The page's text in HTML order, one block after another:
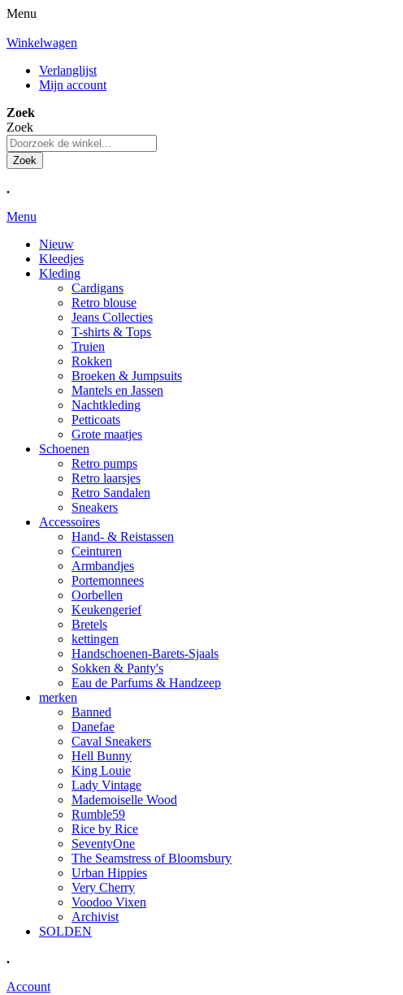
Menu
Winkelwagen
Verlanglijst
Mijn account
Zoek
Zoek
Zoek
.
Menu
Nieuw
Kleedjes
Kleding
Cardigans
Retro blouse
Jeans Collecties
T-shirts & Tops
Truien
Rokken
Broeken & Jumpsuits
Mantels en Jassen
Nachtkleding
Petticoats
Grote maatjes
Schoenen
Retro pumps
Retro laarsjes
Retro Sandalen
Sneakers
Accessoires
Hand- & Reistassen
Ceinturen
Armbandjes
Portemonnees
Oorbellen
Keukengerief
Bretels
kettingen
Handschoenen-Barets-Sjaals
Sokken & Panty's
Eau de Parfums & Handzeep
merken
Banned
Danefae
Caval Sneakers
Hell Bunny
King Louie
Lady Vintage
Mademoiselle Wood
Rumble59
Rice by Rice
SeventyOne
The Seamstress of Bloomsbury
Urban Hippies
Very Cherry
Voodoo Vixen
Archivist
SOLDEN
.
Account